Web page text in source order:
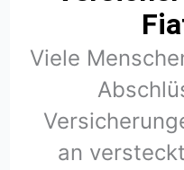
Viele
an